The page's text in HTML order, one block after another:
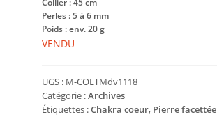
Collier : 45 cm
Perles : 5 à 6 mm
Poids : env. 20 g
VENDU
UGS : M-COLTMdv1118
Catégorie :Archives
Étiquettes :Chakra coeur, Pierre facettée